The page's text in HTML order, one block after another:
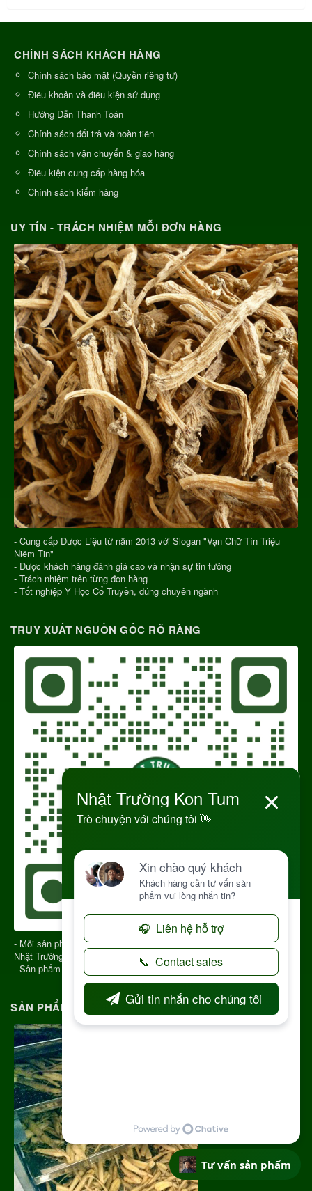
CHÍNH SÁCH KHÁCH HÀNG
Chính sách bảo mật (Quyền riêng tư)
Điều khoản và điều kiện sử dụng
Hướng Dẫn Thanh Toán
Chính sách đổi trả và hoàn tiền
Chính sách vận chuyển & giao hàng
Điều kiện cung cấp hàng hóa
Chính sách kiểm hàng
UY TÍN - TRÁCH NHIỆM MỖI ĐƠN HÀNG
- Cung cấp Dược Liệu từ năm 2013 với Slogan "Vạn Chữ Tín Triệu
Niềm Tin"
- Được khách hàng đánh giá cao và nhận sự tin tưởng
- Trách nhiệm trên từng đơn hàng
- Tốt nghiệp Y Học Cổ Truyền, đúng chuyên ngành
TRUY XUẤT NGUỒN GỐC RÕ RÀNG
- Mỗi sản phẩm gửi đi có QR CODE để truy xuất nguồn gốc sản phẩm
Nhật Trường Kon Tum
- Sản phẩm chính gốc Kon Tum Việt Nam
SẢN PHẨM CHẤT LƯỢNG - NGUỒN GỐC RÕ RÀNG
Tư vấn sản phẩm